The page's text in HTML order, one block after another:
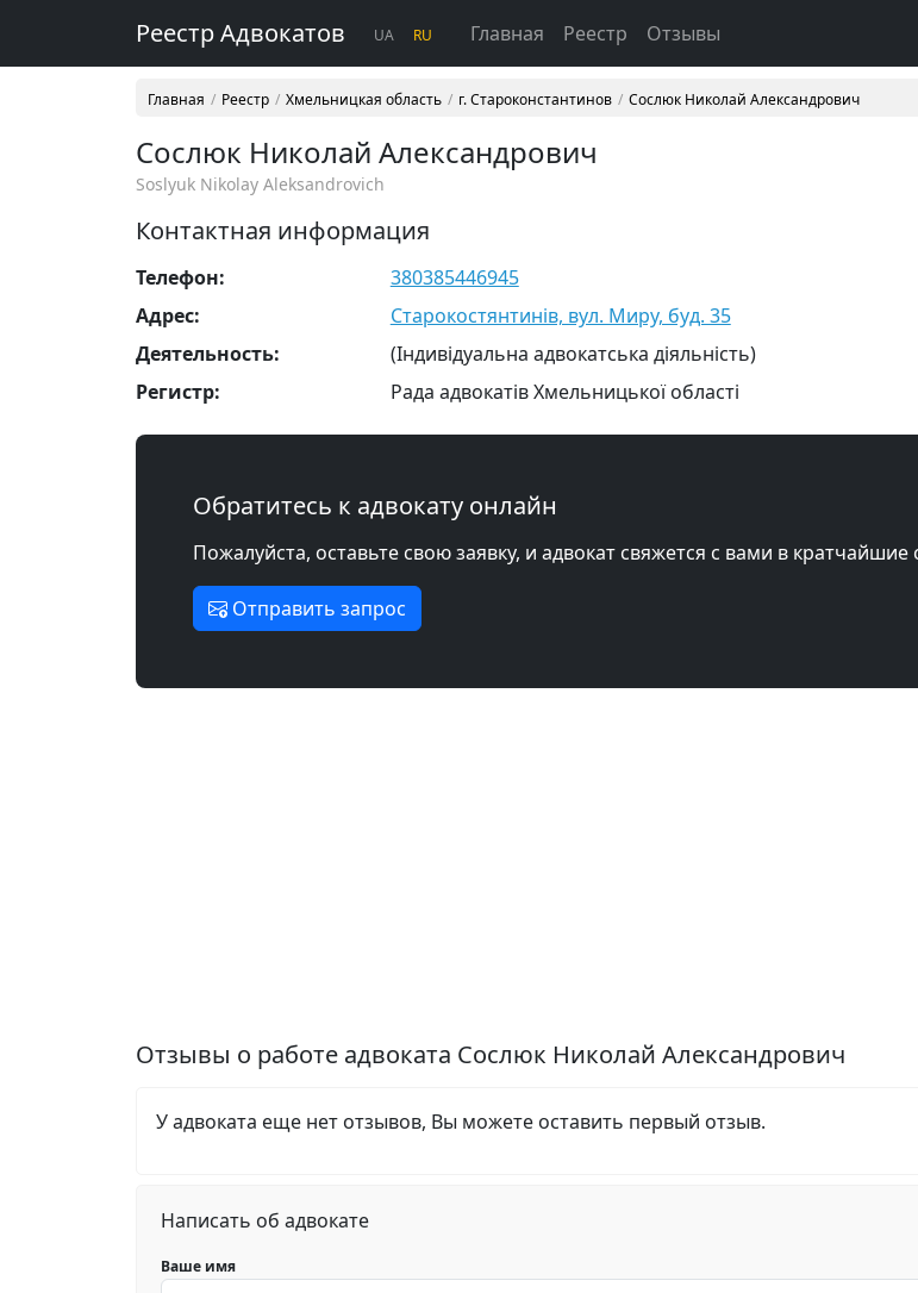
Реестр Адвокатов UA RU Главная Реестр Отзывы
Главная Реестр Хмельницкая область г. Староконстантинов Сослюк Николай Александрович
Сослюк Николай Александрович
Soslyuk Nikolay Aleksandrovich
Контактная информация
Телефон:
380385446945
Адрес:
Старокостянтинів, вул. Миру, буд. 35
Деятельность:
(Індивідуальна адвокатська діяльність)
Регистр:
Рада адвокатів Хмельницької області
Обратитесь к адвокату онлайн
Пожалуйста, оставьте свою заявку, и адвокат свяжется с вами в кратчайшие
Отправить запрос
Отзывы о работе адвоката Сослюк Николай Александрович
У адвоката еще нет отзывов, Вы можете оставить первый отзыв.
Написать об адвокате
Ваше имя